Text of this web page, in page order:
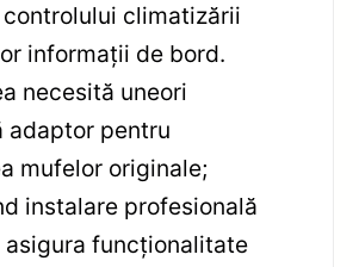
climatizării
informații de bord.
necesită uneori
adaptor pentru
mufelor originale;
instalare profesională
asigura funcționalitate